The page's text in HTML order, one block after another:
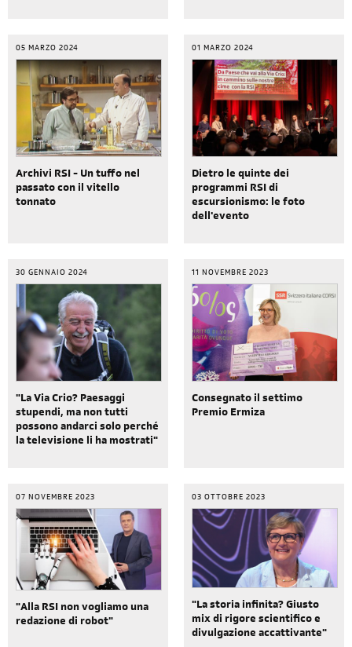
05 MARZO 2024
Archivi RSI - Un tuffo nel
passato con il vitello
tonnato
01 MARZO 2024
Dietro le quinte dei
programmi RSI di
escursionismo: le foto
dell'evento
30 GENNAIO 2024
"La Via Crio? Paesaggi
stupendi, ma non tutti
possono andarci solo perché
la televisione li ha mostrati"
11 NOVEMBRE 2023
Consegnato il settimo
Premio Ermiza
07 NOVEMBRE 2023
"Alla RSI non vogliamo una
redazione di robot"
03 OTTOBRE 2023
"La storia infinita? Giusto
mix di rigore scientifico e
divulgazione accattivante"